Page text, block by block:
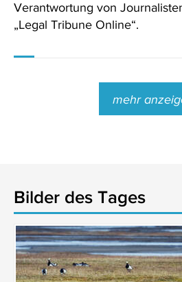
Verantwortung von
„Legal Tribune Online“.
mehr
Bilder des Tages